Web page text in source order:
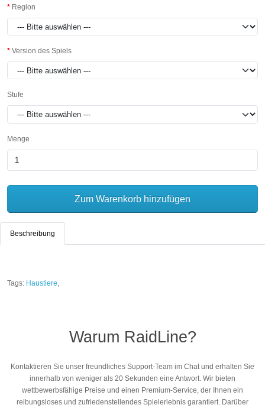
Region
Version des Spiels
Stufe
Menge
Zum Warenkorb hinzufügen
Beschreibung
Tags: Haustiere
Warum RaidLine?
Kontaktieren Sie unser freundliches Support-Team im Chat und erhalten Sie
innerhalb von weniger als 20 Sekunden eine Antwort. Wir bieten
wettbewerbsfähige Preise und einen Premium-Service, der Ihnen ein
reibungsloses und zufriedenstellendes Spielerlebnis garantiert. Darüber